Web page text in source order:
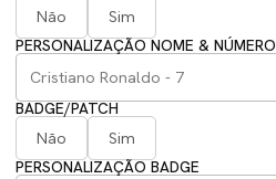
Não
Sim
PERSONALIZAÇÃO NOME & NÚMERO
BADGE/PATCH
Não
Sim
PERSONALIZAÇÃO BADGE